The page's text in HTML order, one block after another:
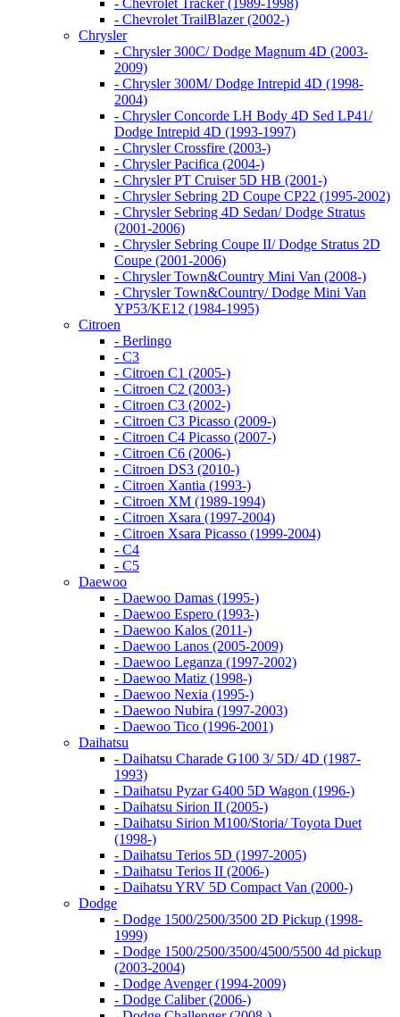
- Chevrolet Tracker (1989-1998)
- Chevrolet TrailBlazer (2002-)
Chrysler
- Chrysler 300C/ Dodge Magnum 4D (2003-
2009)
- Chrysler 300M/ Dodge Intrepid 4D (1998-
2004)
- Chrysler Concorde LH Body 4D Sed LP41/
Dodge Intrepid 4D (1993-1997)
- Chrysler Crossfire (2003-)
- Chrysler Pacifica (2004-)
- Chrysler PT Cruiser 5D HB (2001-)
- Chrysler Sebring 2D Coupe CP22 (1995-2002)
- Chrysler Sebring 4D Sedan/ Dodge Stratus
(2001-2006)
- Chrysler Sebring Coupe II/ Dodge Stratus 2D
Coupe (2001-2006)
- Chrysler Town&Country Mini Van (2008-)
- Chrysler Town&Country/ Dodge Mini Van
YP53/KE12 (1984-1995)
Citroen
- Berlingo
- C3
- Citroen C1 (2005-)
- Citroen C2 (2003-)
- Citroen C3 (2002-)
- Citroen C3 Picasso (2009-)
- Citroen C4 Picasso (2007-)
- Citroen C6 (2006-)
- Citroen DS3 (2010-)
- Citroen Xantia (1993-)
- Citroen XM (1989-1994)
- Citroen Xsara (1997-2004)
- Citroen Xsara Picasso (1999-2004)
- С4
- С5
Daewoo
- Daewoo Damas (1995-)
- Daewoo Espero (1993-)
- Daewoo Kalos (2011-)
- Daewoo Lanos (2005-2009)
- Daewoo Leganza (1997-2002)
- Daewoo Matiz (1998-)
- Daewoo Nexia (1995-)
- Daewoo Nubira (1997-2003)
- Daewoo Tico (1996-2001)
Daihatsu
- Daihatsu Charade G100 3/ 5D/ 4D (1987-
1993)
- Daihatsu Pyzar G400 5D Wagon (1996-)
- Daihatsu Sirion II (2005-)
- Daihatsu Sirion M100/Storia/ Toyota Duet
(1998-)
- Daihatsu Terios 5D (1997-2005)
- Daihatsu Terios II (2006-)
- Daihatsu YRV 5D Compact Van (2000-)
Dodge
- Dodge 1500/2500/3500 2D Pickup (1998-
1999)
- Dodge 1500/2500/3500/4500/5500 4d pickup
(2003-2004)
- Dodge Avenger (1994-2009)
- Dodge Caliber (2006-)